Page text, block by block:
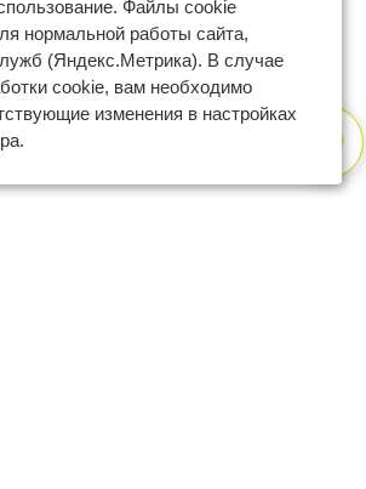
Файлы cookie
нормальной работы сайта,
(Яндекс.Метрика). В случае
cookie, вам необходимо
изменения в настройках